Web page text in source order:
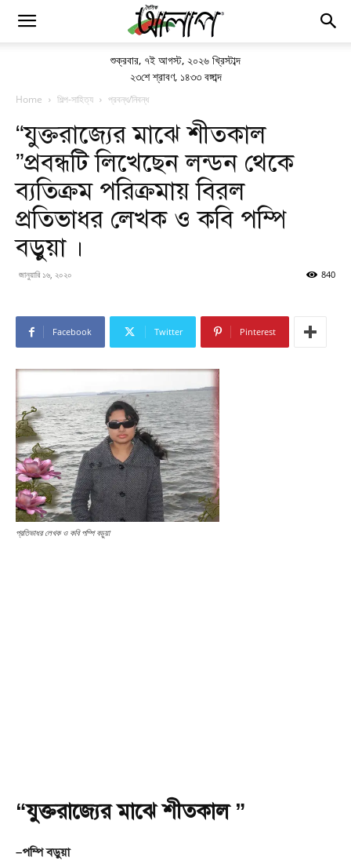
শুক্রবার, ৭ই আগস্ট, ২০২৬ খ্রিস্টাব্দ
২৩শে শ্রাবণ, ১৪৩৩ বঙ্গাব্দ
Home শিল্প-সাহিত্য প্রবন্ধ/নিবন্ধ
“যুক্তরাজ্যের মাঝে শীতকাল
”প্রবন্ধটি লিখেছেন লন্ডন থেকে
ব্যতিক্রম পরিক্রমায় বিরল
প্রতিভাধর লেখক ও কবি পম্পি
বড়ুয়া ।
জানুয়ারি ১৬, ২০২০ 840
Facebook Twitter Pinterest
প্রতিভাধর লেখক ও কবি পম্পি বড়ুয়া
“যুক্তরাজ্যের মাঝে শীতকাল ”
–পম্পি বড়ুয়া